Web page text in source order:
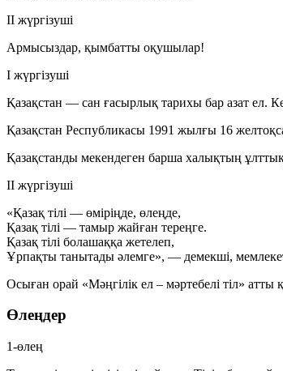
ІІ жүргізуші
Армысыздар, қымбатты оқушылар!
І жүргізуші
Қазақстан — сан ғасырлық тарихы бар азат ел.
Қазақстан Республикасы 1991 жылғы 16
Қазақстанды мекендеген барша халықтың
ІІ жүргізуші
«Қазақ тілі — өміріңде, өлеңде,
Қазақ тілі — тамыр жайған тереңге.
Қазақ тілі болашаққа жетелеп,
Ұрпақты танытады әлемге», — демекші,
Осыған орай «Мәңгілік ел – мәртебелі тіл» атты
Өлеңдер
1-өлең